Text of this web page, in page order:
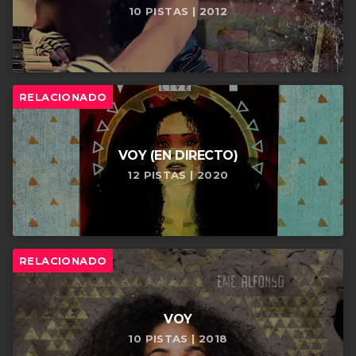
Si quieres disfrutar de esta increíble colaboración,
puedes encontrarla en diversas plataformas de
streaming:
YOUTUBE
– Mira el video oficial y
sumérgete en la atmósfera visual de la
canción.
APPLE MUSIC
– Escucha la versión en alta
SPOTIFY– Disfruta de la canción en tu
playlist favorita.
10 PISTAS | 2012
RELACIONADO
VOY (EN DIRECTO)
12 PISTAS | 2020
RELACIONADO
VOY
10 PISTAS | 2018